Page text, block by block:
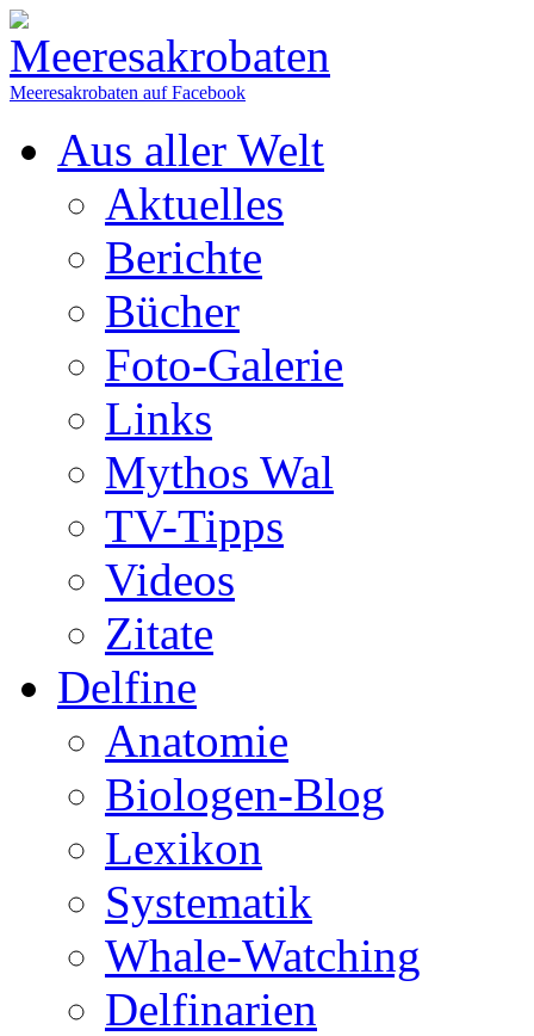
Meeresakrobaten auf Facebook
Aus aller Welt
Aktuelles
Berichte
Bücher
Foto-Galerie
Links
Mythos Wal
TV-Tipps
Videos
Zitate
Delfine
Anatomie
Biologen-Blog
Lexikon
Systematik
Whale-Watching
Delfinarien